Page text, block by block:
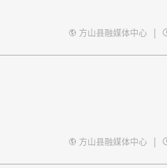
方山县融媒体中心 |
方山县融媒体中心 |